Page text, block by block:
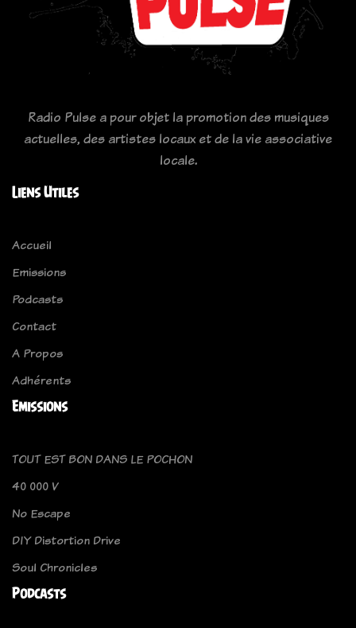
Radio Pulse a pour objet la promotion des musiques
actuelles, des artistes locaux et de la vie associative
locale.
Liens Utiles
Accueil
Emissions
Podcasts
Contact
A Propos
Adhérents
Emissions
TOUT EST BON DANS LE POCHON
40 000 V
No Escape
DIY Distortion Drive
Soul Chronicles
Podcasts